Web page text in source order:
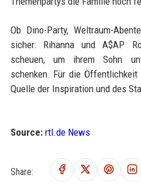
Ob Dino-Party, Weltraum-
sicher: Rihanna und A$AP
scheuen, um ihrem Sohn
schenken. Für die
Quelle der Inspiration und des
Source: rtl.de News
Share: